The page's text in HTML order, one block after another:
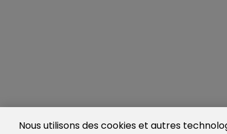
Nous utilisons des cookies et autres